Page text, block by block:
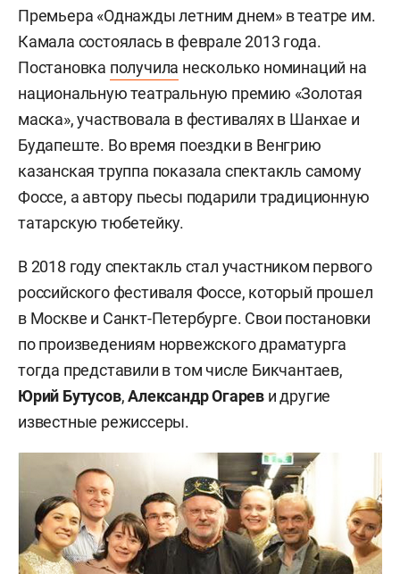
Премьера «Однажды летним днем» в театре им.
Камала состоялась в феврале 2013 года.
Постановка получила несколько номинаций на
национальную театральную премию «Золотая
маска», участвовала в фестивалях в Шанхае и
Будапеште. Во время поездки в Венгрию
казанская труппа показала спектакль самому
Фоссе, а автору пьесы подарили традиционную
татарскую тюбетейку.
В 2018 году спектакль стал участником первого
российского фестиваля Фоссе, который прошел
в Москве и Санкт-Петербурге. Свои постановки
по произведениям норвежского драматурга
тогда представили в том числе Бикчантаев,
Юрий Бутусов,Александр Огарев и другие
известные режиссеры.